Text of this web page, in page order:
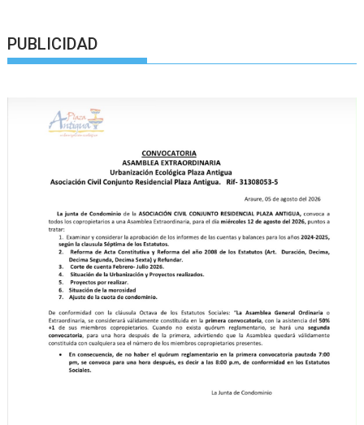
PUBLICIDAD